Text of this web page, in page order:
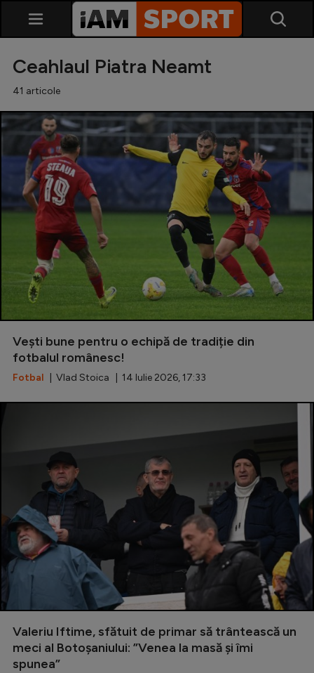
SuperLiga
Liga 2
Cupa României
Echipa Națională
U21
Special
Diverse
Champions League
Europa League
Conference League
CM 2026
Premier League
Serie A
Ceahlaul Piatra Neamt
41 articole
Vești bune pentru o echipă de tradiție din
fotbalul românesc!
Fotbal | Vlad Stoica | 14 Iulie 2026, 17:33
Valeriu Iftime, sfătuit de primar să trântească un
meci al Botoșaniului: ”Venea la masă și îmi
spunea”